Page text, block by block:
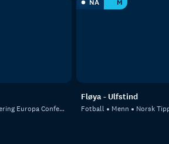
Europa Conference League
NÅ M
Fløya - Ulfstind
Fotball Menn Norsk